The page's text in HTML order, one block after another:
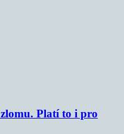
Platí to i pro